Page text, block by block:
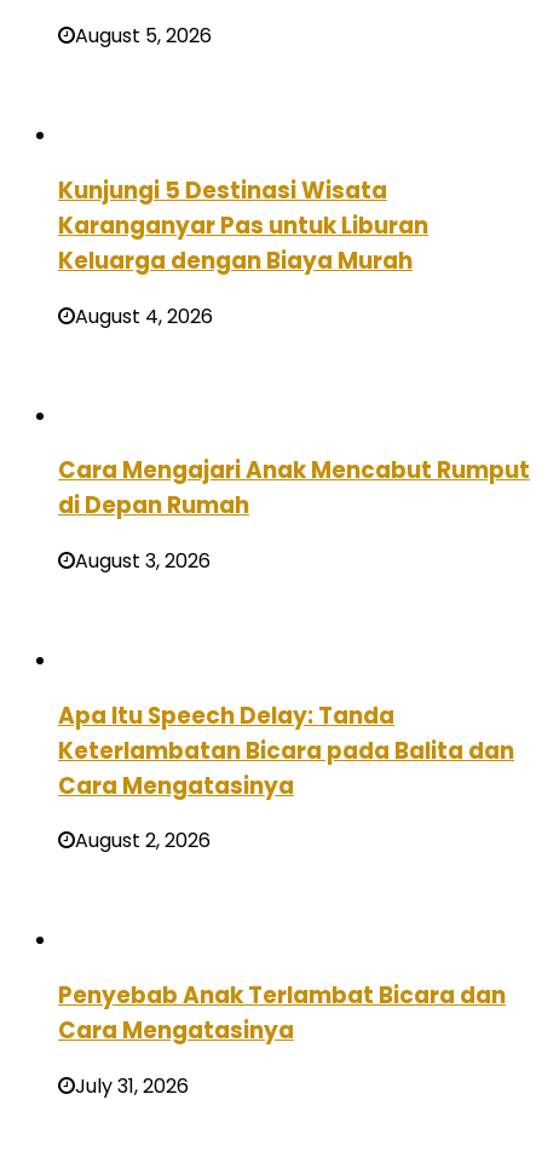
August 5, 2026
Kunjungi 5 Destinasi Wisata
Karanganyar Pas untuk Liburan
Keluarga dengan Biaya Murah
August 4, 2026
Cara Mengajari Anak Mencabut Rumput
di Depan Rumah
August 3, 2026
Apa Itu Speech Delay: Tanda
Keterlambatan Bicara pada Balita dan
Cara Mengatasinya
August 2, 2026
Penyebab Anak Terlambat Bicara dan
Cara Mengatasinya
July 31, 2026